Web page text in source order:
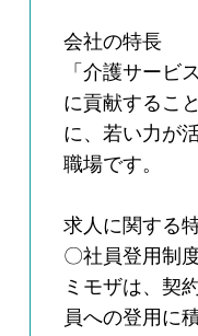
会社の特長
「介護サービ
に貢献するこ
に、若い力が
職場です。
求人に関する
〇社員登用制
ミモザは、契
員への登用に